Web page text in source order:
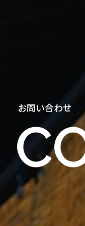
お問い合わせ